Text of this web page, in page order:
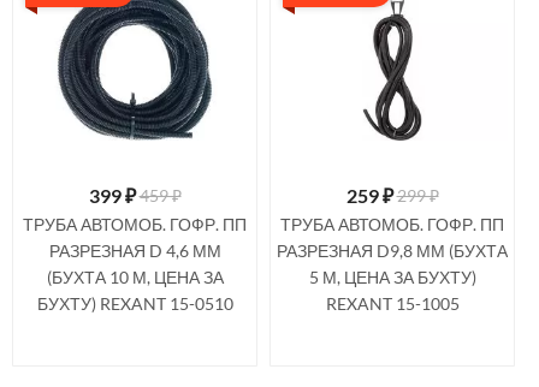
399₽459 ₽
ТРУБА АВТОМОБ. ГОФР. ПП
РАЗРЕЗНАЯ D 4,6 ММ
(БУХТА 10 М, ЦЕНА ЗА
БУХТУ) REXANT 15-0510
259₽299 ₽
ТРУБА АВТОМОБ. ГОФР. ПП
РАЗРЕЗНАЯ D9,8 ММ (БУХТА
5 М, ЦЕНА ЗА БУХТУ)
REXANT 15-1005